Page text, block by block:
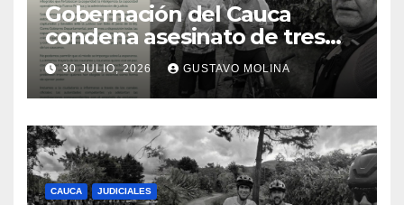
Gobernación del Cauca
condena asesinato de tres
ciudadanos y exige medidas
urgentes al Gobierno
Nacional
30 JULIO, 2026 GUSTAVO MOLINA
CAUCA JUDICIALES